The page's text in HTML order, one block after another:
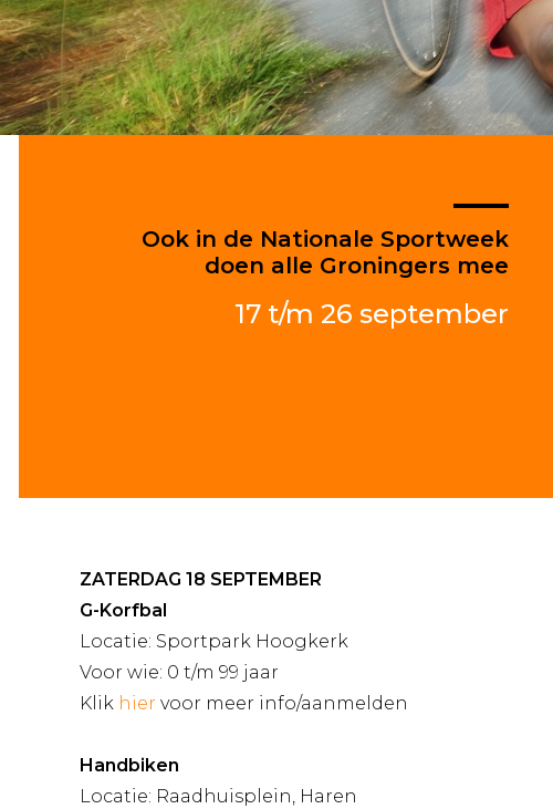
Ook in de Nationale Sportweek
doen alle Groningers mee
17 t/m 26 september
ZATERDAG 18 SEPTEMBER
G-Korfbal
Locatie: Sportpark Hoogkerk
Voor wie: 0 t/m 99 jaar
Klik hier voor meer info/aanmelden
Handbiken
Locatie: Raadhuisplein, Haren